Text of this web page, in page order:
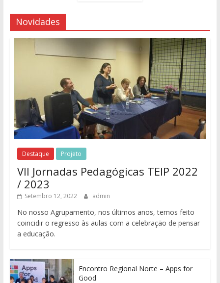
Novidades
Destaque Projeto
VII Jornadas Pedagógicas TEIP 2022
/ 2023
Setembro 12, 2022 admin
No nosso Agrupamento, nos últimos anos, temos feito
coincidir o regresso às aulas com a celebração de pensar
a educação.
Encontro Regional Norte – Apps for
Good